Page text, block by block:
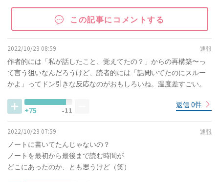
この記事にコメントする
2022/10/23 08:59 通報
作者的には「私が話したこと、覚えてたの？」からの再構築〜っ
て言う狙いなんだろうけど、読者的には「話聞いてたのにスルー
かよ」ってドン引きな反応なのがおもしろいね。温度差すごい。
+75 -11
返信 0件
2022/10/23 07:59 通報
ノートに書いてたんじゃないの？
ノートを最初から最後まで読む時間が
どこにあったのか、とも思うけど（笑）